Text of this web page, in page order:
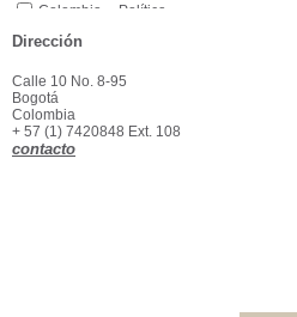
Colombia -- Política económica -- Historia
Colombia -- Política
Colombia-- Política económica-- 1729-1818
Colombia-- Política
[1]
Colombia-- Reyes y soberanos-- 1729-1818
Colombia-- Reyes y
soberanos-- 1729-1818
[1]
Corrupción Política
Corrupción Política
Dirección
Calle 10 No. 8-95
Bogotá
Colombia
+ 57 (1) 7420848 Ext. 108
contacto